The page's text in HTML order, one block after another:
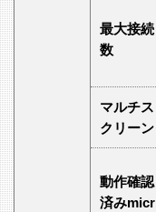
最大接続
数
マルチス
クリーン
動作確認
済みmicr